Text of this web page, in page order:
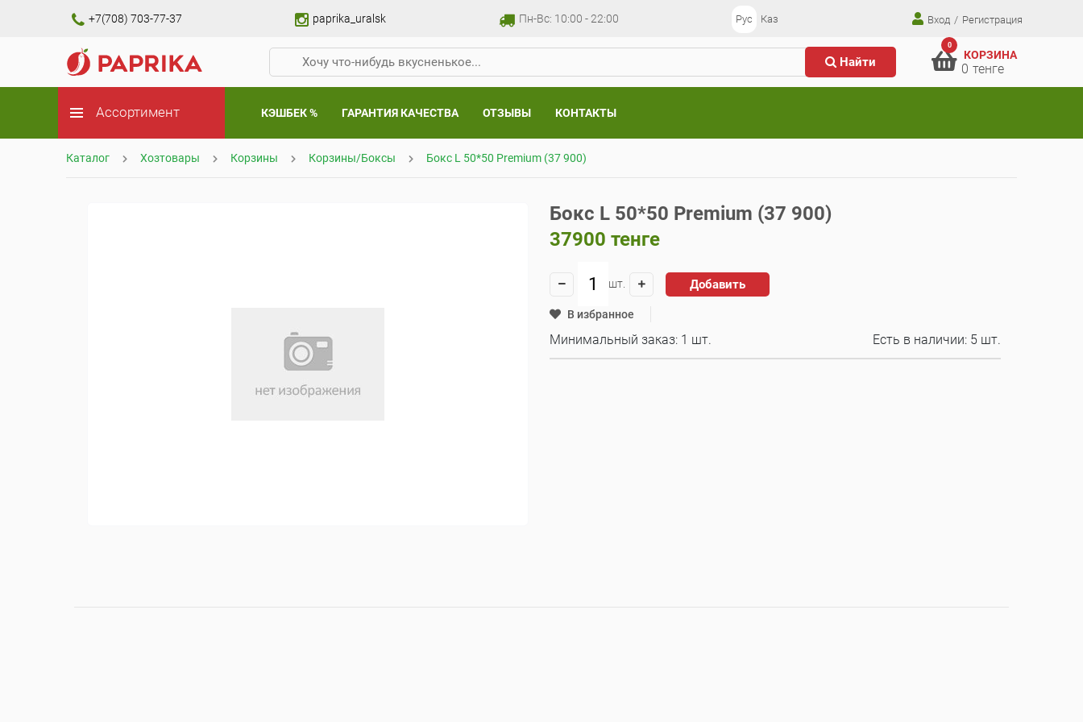
+7(708) 703-77-37 paprika_uralsk Пн-Вс: 10:00 - 22:00 Рус Каз Вход / Регистрация
Найти
0
КОРЗИНА
0 тенге
Ассортимент КЭШБЕК % ГАРАНТИЯ КАЧЕСТВА ОТЗЫВЫ КОНТАКТЫ
Каталог Хозтовары Корзины Корзины/Боксы Бокс L 50*50 Premium (37 900)
Бокс L 50*50 Premium (37 900)
37900 тенге
шт. Добавить
В избранное
Минимальный заказ: 1 шт. Есть в наличии: 5 шт.